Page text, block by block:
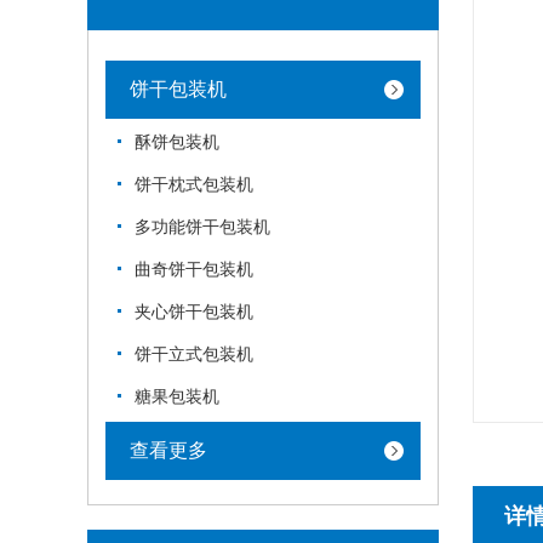
饼干包装机
酥饼包装机
饼干枕式包装机
多功能饼干包装机
曲奇饼干包装机
夹心饼干包装机
饼干立式包装机
糖果包装机
查看更多
详